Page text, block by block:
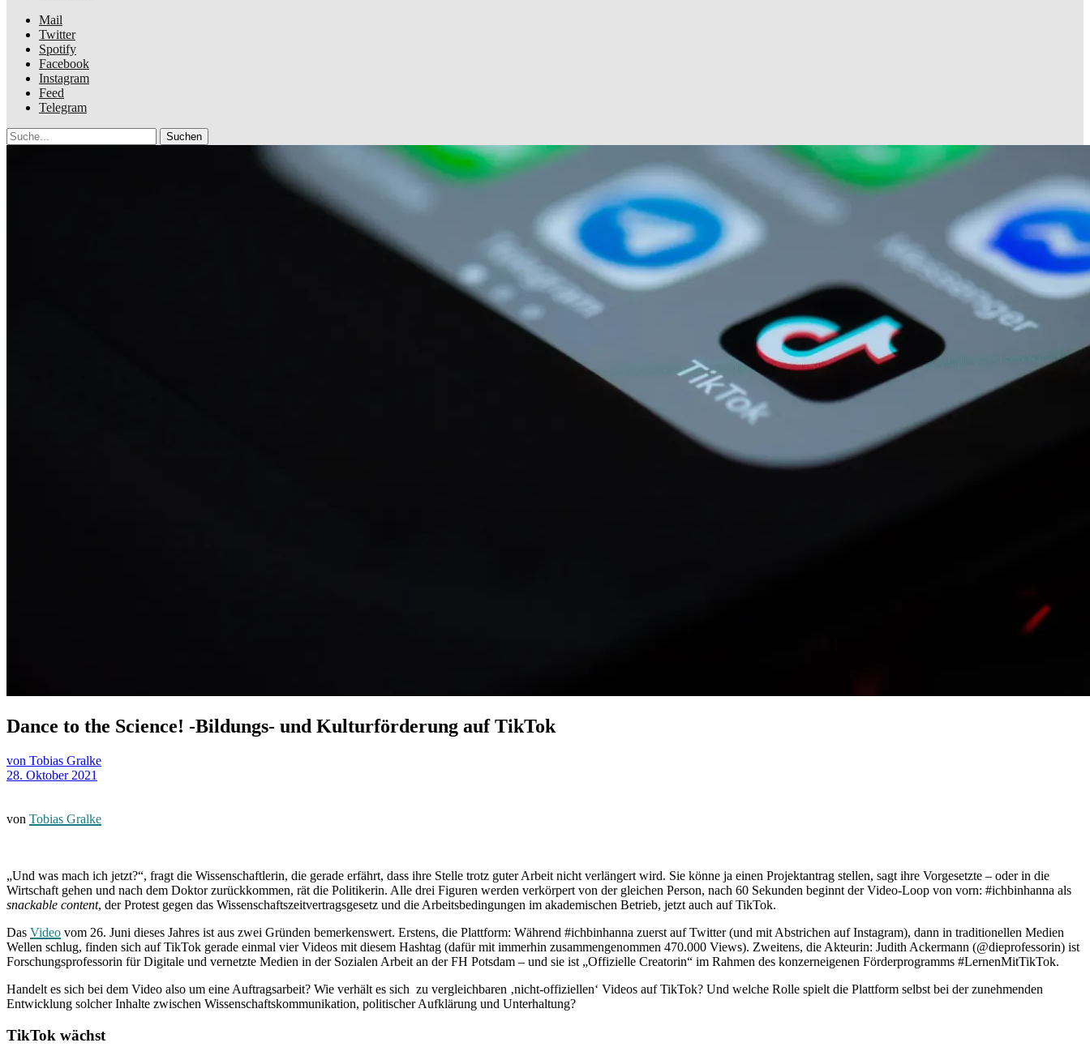
Mail
Twitter
Spotify
Facebook
Instagram
Feed
Telegram
Suche
Dance to the Science! -Bildungs- und Kulturförderung auf TikTok
von Tobias Gralke
28. Oktober 2021
von Tobias Gralke
„Und was mach ich jetzt?“, fragt die Wissenschaftlerin, die gerade erfährt, dass ihre Stelle trotz guter Arbeit nicht verlängert wird. Sie könne ja einen Projektantrag stellen, sagt ihre Vorgesetzte – oder in die
Wirtschaft gehen und nach dem Doktor zurückkommen, rät die Politikerin. Alle drei Figuren werden verkörpert von der gleichen Person, nach 60 Sekunden beginnt der Video-Loop von vorn: #ichbinhanna als
snackable content, der Protest gegen das Wissenschaftszeitvertragsgesetz und die Arbeitsbedingungen im akademischen Betrieb, jetzt auch auf TikTok.
Das Video vom 26. Juni dieses Jahres ist aus zwei Gründen bemerkenswert. Erstens, die Plattform: Während #ichbinhanna zuerst auf Twitter (und mit Abstrichen auf Instagram), dann in traditionellen Medien
Wellen schlug, finden sich auf TikTok gerade einmal vier Videos mit diesem Hashtag (dafür mit immerhin zusammengenommen 470.000 Views). Zweitens, die Akteurin: Judith Ackermann (@dieprofessorin) ist
Forschungsprofessorin für Digitale und vernetzte Medien in der Sozialen Arbeit an der FH Potsdam – und sie ist „Offizielle Creatorin“ im Rahmen des konzerneigenen Förderprogramms #LernenMitTikTok.
Handelt es sich bei dem Video also um eine Auftragsarbeit? Wie verhält es sich zu vergleichbaren ‚nicht-offiziellen‘ Videos auf TikTok? Und welche Rolle spielt die Plattform selbst bei der zunehmenden
Entwicklung solcher Inhalte zwischen Wissenschaftskommunikation, politischer Aufklärung und Unterhaltung?
TikTok wächst